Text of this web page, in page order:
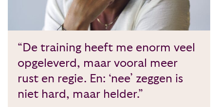
“De training heeft me enorm veel
opgeleverd, maar vooral meer
rust en regie. En: ‘nee’ zeggen is
niet hard, maar helder.”